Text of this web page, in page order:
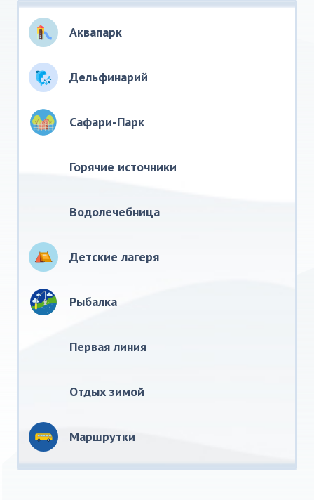
Аквапарк
Дельфинарий
Сафари-Парк
Горячие источники
Водолечебница
Детские лагеря
Рыбалка
Первая линия
Отдых зимой
Маршрутки